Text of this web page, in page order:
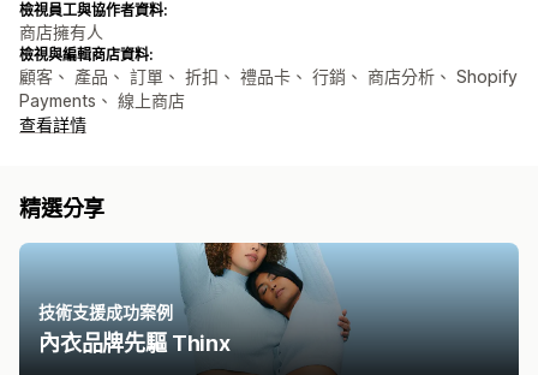
檢視員工與協作者資料:
商店擁有人
檢視與編輯商店資料:
顧客、 產品、 訂單、 折扣、 禮品卡、 行銷、 商店分析、 Shopify
Payments、 線上商店
查看詳情
精選分享
技術支援成功案例
內衣品牌先驅 Thinx